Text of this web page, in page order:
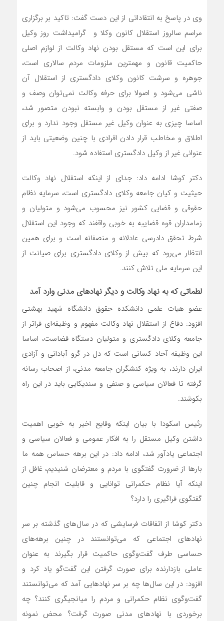
وی در پاسخ به انتقاداتی از این دست گفت: تاکید بر برگزاری
مراسم سالروز استقلال کانون وکلا و گرامیداشت روز وکیل
برای این است که مستقل بودن نهاد وکالت از لوازم اصلی
حاکمیت قانون و مهمترین ملزومات مردم سالاری است،
جوهره و سرشت کانون وکلای دادگستری از استقلال آن
ناشی می‌شود و اصولا برای حرفه وکالت نمی‌توان وصف و
صفتی غیر از مستقل بودن و وابسته نبودن متصور شد،
اساسا چیزی به عنوان وکیل غیر مستقل وجود ندارد و برای
اطلاق و مخاطب قرار دادن افرادی با چنین وضعیتی باید از
عنوانی غیر از وکیل دادگستری استفاده شود.
دکتر کوشا ادامه داد: جدای از اینکه استقلال نهاد وکالت
حیثیت و کیان جامعه وکلای دادگستری است، سرمایه نظام
حقوقی و قضایی کشور نیز محسوب می‌شود و متولیان و
زمامداران قوه قضاییه به خوبی واقفند که وجود این استقلال
شرط تحقق دادرسی عادلانه و منصفانه است و برای همین
انتظار می‌رود که بیش از وکلای دادگستری برای صیانت از
این سرمایه ملی تلاش کنند.
لطماتی که به نهاد وکالت و دیگر نهادهای مدنی وارد آمد
عضو هیات علمی دانشکده حقوق دانشگاه شهید بهشتی
افزود: دفاع از استقلال نهاد وکالت مفهوم و وظیفه‌ای فراتر از
جامعه وکلای دادگستری و متولیان دستگاه قضاست، اساسا
این وظیفه آحاد کسانی است که دل در گرو آبادانی و آزادی
ایران دارند، به ویژه کنشگران جامعه مدنی، از اصحاب رسانه
گرفته تا فعالان سیاسی و صنفی و سندیکایی باید در این راه
بکوشند.
رئیس اسکودا با بیان اینکه وقایع اخیر به خوبی اهمیت
داشتن وکیل مستقل را به افکار عمومی و فعالان سیاسی و
اجتماعی یادآور شد، ادامه داد: در این برهه حساس همه ما
بارها از ضرورت گفتگوی با مردم و معترضان شنیدیم، غافل از
اینکه آیا نظام حکمرانی توانایی و قابلیت انجام چنین
گفتگوی فراگیری را دارد؟
دکتر کوشا از اتفاقات فرسایشی که در سال‌های گذشته بر سر
نهادهای اجتماعی که می‌توانستند در چنین برهه‌های
حساسی طرف گفت‌وگوی حاکمیت قرار بگیرند به عنوان
عاملی بازدارنده برای صورت گرفتن این گفت‌گو یاد کرد و
افزود: در این سال‌ها چه بر سر نهادهایی آمد که می‌توانستند
گفت‌وگوی نظام حکمرانی و مردم را میانجیگری کنند؟ چه
برخوردی با نهادهای مدنی صورت گرفت؟ محض نمونه